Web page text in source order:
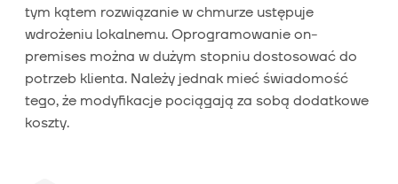
tym kątem rozwiązanie w chmurze ustępuje
wdrożeniu lokalnemu. Oprogramowanie on-
premises można w dużym stopniu dostosować do
potrzeb klienta. Należy jednak mieć świadomość
tego, że modyfikacje pociągają za sobą dodatkowe
koszty.